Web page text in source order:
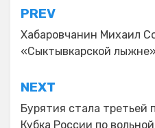
Навигация
по
записям
PREV
Хабаровчанин Михаил
«Сыктывкарской лыжне»
NEXT
Бурятия стала третьей
Кубка России по